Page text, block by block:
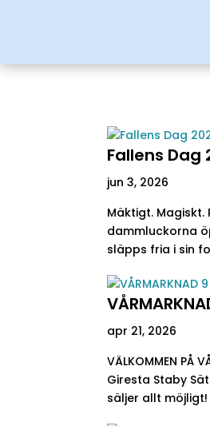
Fallens Dag
jun 3, 2026
Mäktigt.
dammluckorna
släpps fria i sin
apr 21, 2026
VÄLKOMMEN
Giresta Staby
säljer allt